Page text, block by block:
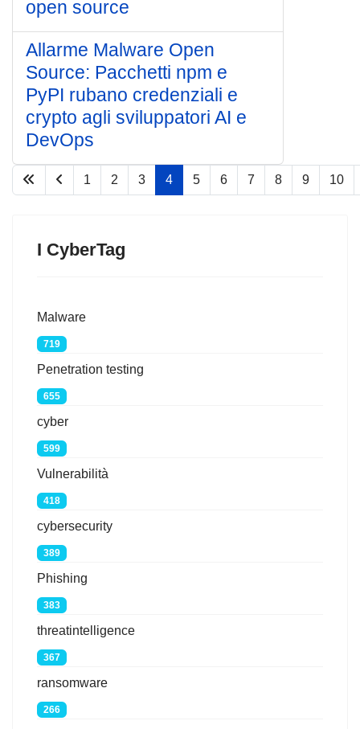
open source
Allarme Malware Open
Source: Pacchetti npm e
PyPI rubano credenziali e
crypto agli sviluppatori AI e
DevOps
Pagina 4 di 77
1 2 3 4 5 6 7 8 9 10
I CyberTag
Malware
719
Penetration testing
655
cyber
599
Vulnerabilità
418
cybersecurity
389
Phishing
383
threatintelligence
367
ransomware
266